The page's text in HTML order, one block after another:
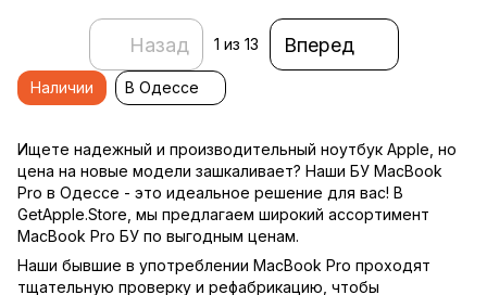
Назад 1 из 13 Вперед
Ищете надежный и производительный ноутбук Apple, но
цена на новые модели зашкаливает? Наши БУ MacBook
Pro в Одессе - это идеальное решение для вас! В
GetApple.Store, мы предлагаем широкий ассортимент
MacBook Pro БУ по выгодным ценам.
Наши бывшие в употреблении MacBook Pro проходят
тщательную проверку и рефабрикацию, чтобы
Наличии В Одессе